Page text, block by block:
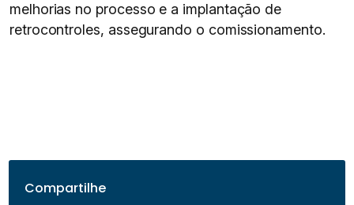
melhorias no processo e a implantação de
retrocontroles, assegurando o comissionamento.
Compartilhe